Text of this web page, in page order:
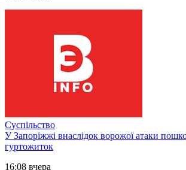
Суспільство
У Запоріжжі внаслідок ворожої атаки
гуртожиток
16:08 вчера